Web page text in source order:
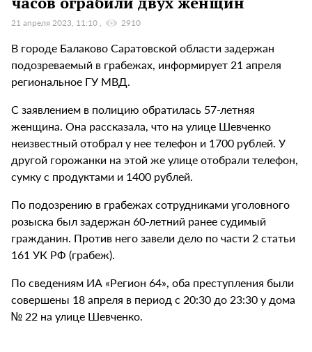
21 апреля 2023, 11:10 2910
В городе Балаково Саратовской области задержан
подозреваемый в грабежах, информирует 21 апреля
региональное ГУ МВД.
С заявлением в полицию обратилась 57-летняя
женщина. Она рассказала, что на улице Шевченко
неизвестный отобрал у нее телефон и 1700 рублей. У
другой горожанки на этой же улице отобрали телефон,
сумку с продуктами и 1400 рублей.
По подозрению в грабежах сотрудниками уголовного
розыска был задержан 60-летний ранее судимый
гражданин. Против него завели дело по части 2 статьи
161 УК РФ (грабеж).
По сведениям ИА «Регион 64», оба преступления были
совершены 18 апреля в период с 20:30 до 23:30 у дома
№ 22 на улице Шевченко.